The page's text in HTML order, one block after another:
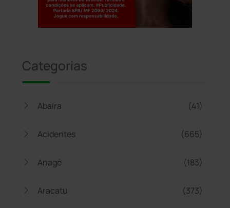
Categorias
Abaíra (41)
Acidentes (665)
Anagé (183)
Aracatu (373)